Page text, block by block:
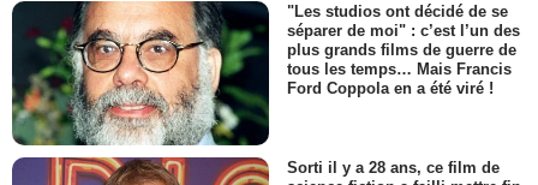
"Les studios ont décidé de se
séparer de moi" : c’est l’un des
plus grands films de guerre de
tous les temps… Mais Francis
Ford Coppola en a été viré !
Sorti il y a 28 ans, ce film de